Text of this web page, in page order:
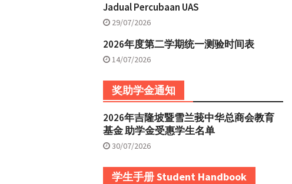
Jadual Percubaan UAS
29/07/2026
2026年度第二学期统一测验时间表
14/07/2026
奖助学金通知
2026年吉隆坡暨雪兰莪中华总商会教育
基金 助学金受惠学生名单
30/07/2026
学生手册 Student Handbook